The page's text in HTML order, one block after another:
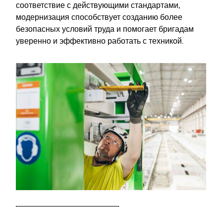
соответствие с действующими стандартами,
модернизация способствует созданию более
безопасных условий труда и помогает бригадам
уверенно и эффективно работать с техникой.